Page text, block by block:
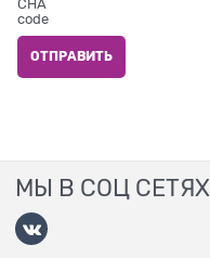
МЫ В СОЦ СЕТЯХ